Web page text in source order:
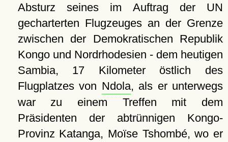
Absturz seines im Auftrag der UN
gecharterten Flugzeuges an der Grenze
zwischen der Demokratischen Republik
Kongo und Nordrhodesien - dem heutigen
Sambia, 17 Kilometer östlich des
Flugplatzes von Ndola, als er unterwegs
war zu einem Treffen mit dem
Präsidenten der abtrünnigen Kongo-
Provinz Katanga, Moïse Tshombé, wo er